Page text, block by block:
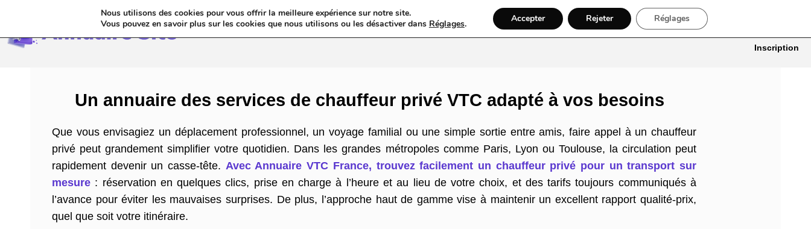
Annuaires & Blogs Web Taxi VTC Ambulance Locations De Voitures Bâtiment, Artisans & Électriciens
Inscription
Un annuaire des services de chauffeur privé VTC adapté à vos besoins
Que vous envisagiez un déplacement professionnel, un voyage familial ou une simple sortie entre amis, faire appel à un chauffeur
privé peut grandement simplifier votre quotidien. Dans les grandes métropoles comme Paris, Lyon ou Toulouse, la circulation peut
rapidement devenir un casse-tête. Avec Annuaire VTC France, trouvez facilement un chauffeur privé pour un transport sur
mesure : réservation en quelques clics, prise en charge à l’heure et au lieu de votre choix, et des tarifs toujours communiqués à
l’avance pour éviter les mauvaises surprises. De plus, l’approche haut de gamme vise à maintenir un excellent rapport qualité-prix,
quel que soit votre itinéraire.
Nous utilisons des cookies pour vous offrir la meilleure expérience sur notre site.
Vous pouvez en savoir plus sur les cookies que nous utilisons ou les désactiver dans Réglages. Accepter Rejeter Réglages